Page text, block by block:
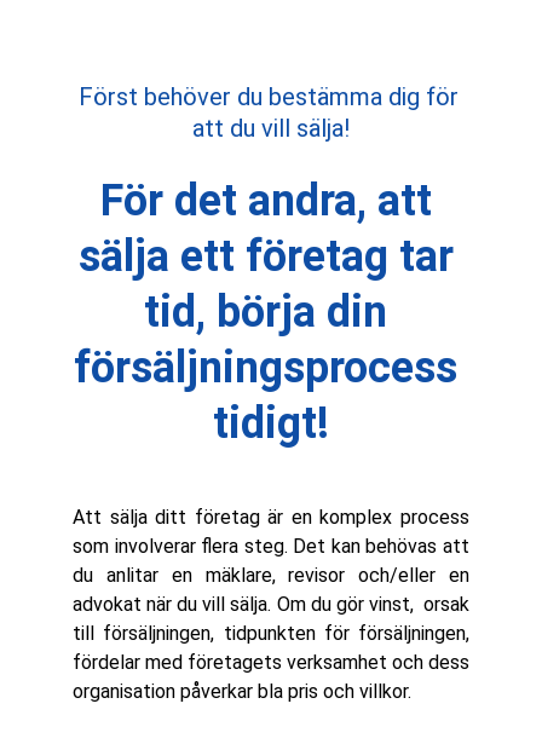
För det andra, att
sälja ett företag tar
tid, börja din
försäljningsprocess
tidigt!
Först behöver du bestämma dig för
att du vill sälja!
Att sälja ditt företag är en komplex process
som involverar flera steg. Det kan behövas att
du anlitar en mäklare, revisor och/eller en
advokat när du vill sälja. Om du gör vinst, orsak
till försäljningen, tidpunkten för försäljningen,
fördelar med företagets verksamhet och dess
organisation påverkar bla pris och villkor.